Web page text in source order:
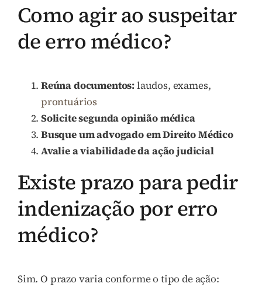
Como agir ao suspeitar
de erro médico?
Reúna documentos:laudos, exames,
prontuários
Solicite segunda opinião médica
Busque um advogado em Direito Médico
Avalie a viabilidade da ação judicial
Existe prazo para pedir
indenização por erro
médico?
Sim. O prazo varia conforme o tipo de ação: